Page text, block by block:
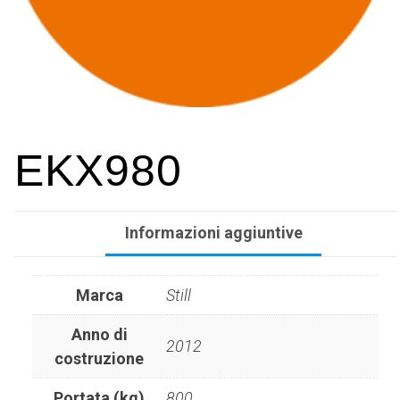
EKX980
Informazioni aggiuntive
Marca Still
Anno di
costruzione
2012